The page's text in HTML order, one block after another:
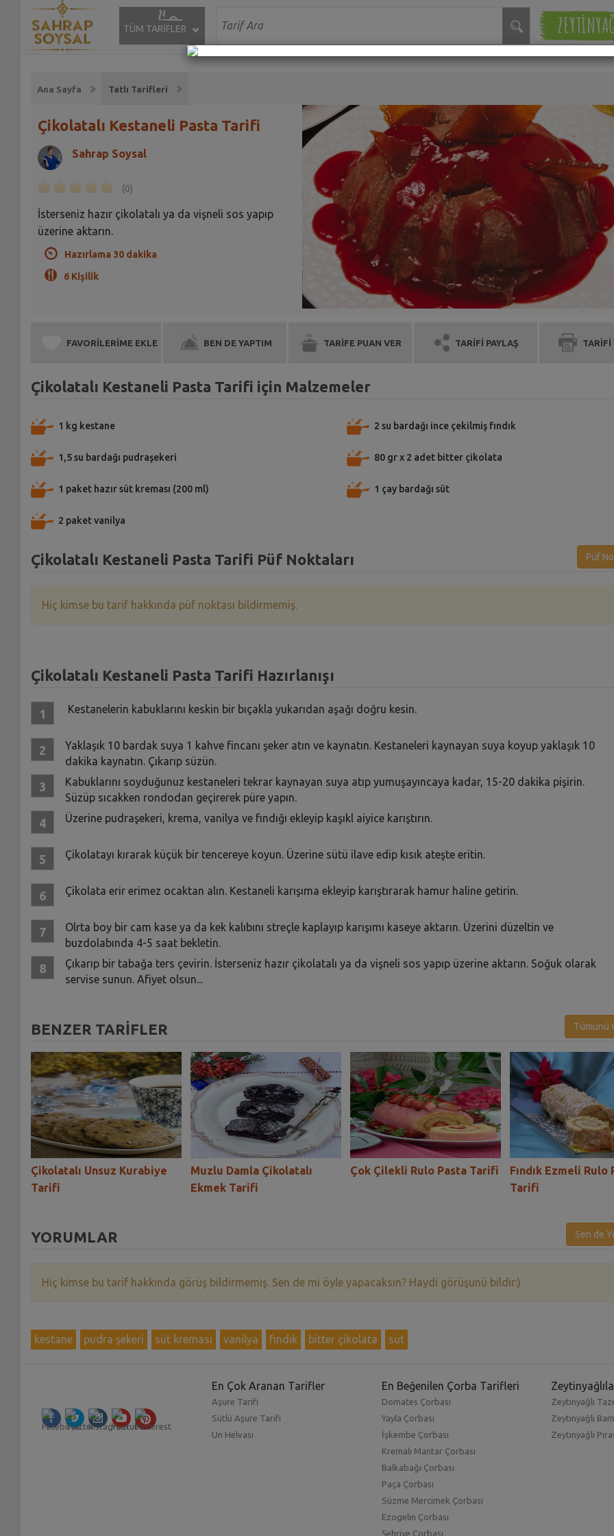
TÜM TARİFLER
Ana Sayfa Tatlı Tarifleri
Çikolatalı Kestaneli Pasta Tarifi
Sahrap Soysal
(0)
İsterseniz hazır çikolatalı ya da vişneli sos yapıp
üzerine aktarın.
Hazırlama 30 dakika
6 Kişilik
FAVORİLERİME EKLE BEN DE YAPTIM TARİFE PUAN VER TARİFİ PAYLAŞ TARİFİ
Çikolatalı Kestaneli Pasta Tarifi için Malzemeler
1 kg kestane
1,5 su bardağı pudraşekeri
1 paket hazır süt kreması (200 ml)
2 paket vanilya
2 su bardağı ince çekilmiş fındık
80 gr x 2 adet bitter çikolata
1 çay bardağı süt
Çikolatalı Kestaneli Pasta Tarifi Püf Noktaları Püf
Hiç kimse bu tarif hakkında püf noktası bildirmemiş.
Çikolatalı Kestaneli Pasta Tarifi Hazırlanışı
Kestanelerin kabuklarını keskin bir bıçakla yukarıdan aşağı doğru kesin.
Yaklaşık 10 bardak suya 1 kahve fincanı şeker atın ve kaynatın. Kestaneleri kaynayan suya koyup yaklaşık 10
dakika kaynatın. Çıkarıp süzün.
Kabuklarını soyduğunuz kestaneleri tekrar kaynayan suya atıp yumuşayıncaya kadar, 15-20 dakika pişirin.
Süzüp sıcakken rondodan geçirerek püre yapın.
Üzerine pudraşekeri, krema, vanilya ve fındığı ekleyip kaşıkl aiyice karıştırın.
Çikolatayı kırarak küçük bir tencereye koyun. Üzerine sütü ilave edip kısık ateşte eritin.
Çikolata erir erimez ocaktan alın. Kestaneli karışıma ekleyip karıştırarak hamur haline getirin.
Olrta boy bir cam kase ya da kek kalıbını streçle kaplayıp karışımı kaseye aktarın. Üzerini düzeltin ve
buzdolabında 4-5 saat bekletin.
Çıkarıp bir tabağa ters çevirin. İsterseniz hazır çikolatalı ya da vişneli sos yapıp üzerine aktarın. Soğuk olarak
servise sunun. Afiyet olsun...
BENZER TARİFLER Tümünü
Çikolatalı Unsuz Kurabiye
Tarifi
Muzlu Damla Çikolatalı
Ekmek Tarifi
Çok Çilekli Rulo Pasta Tarifi
Fındık Ezmeli Rulo
Tarifi
YORUMLAR Sen de
Hiç kimse bu tarif hakkında görüş bildirmemiş. Sen de mi öyle yapacaksın? Haydi görüşünü bildir:)
kestane pudra şekeri süt kreması vanilya fındık bitter çikolata süt
En Çok Aranan Tarifler
Aşure Tarifi
Sütlü Aşure Tarifi
Un Helvası
En Beğenilen Çorba Tarifleri
Domates Çorbası
Yayla Çorbası
İşkembe Çorbası
Kremalı Mantar Çorbası
Balkabağı Çorbası
Paça Çorbası
Süzme Mercimek Çorbası
Ezogelin Çorbası
Şehriye Çorbası
Zeytinyağlı
Zeytinyağlı
Zeytinyağlı